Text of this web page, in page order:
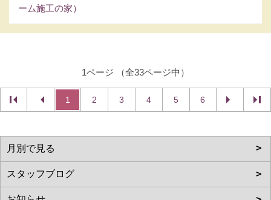
ーム施工の家）
1ページ （全33ページ中）
1 2 3 4 5 6